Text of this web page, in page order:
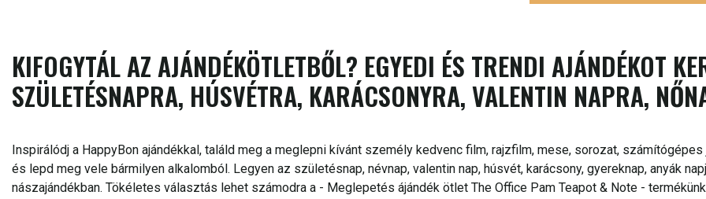
KIFOGYTÁL AZ AJÁNDÉKÖTLETBŐL? EGYEDI ÉS TRENDI AJÁNDÉKOT
SZÜLETÉSNAPRA, HÚSVÉTRA, KARÁCSONYRA, VALENTIN NAPRA,
Inspirálódj a HappyBon ajándékkal, találd meg a meglepni kívánt személy kedvenc film, rajzfilm, mese, sorozat,
és lepd meg vele bármilyen alkalomból. Legyen az születésnap, névnap, valentin nap, húsvét, karácsony, gyereknap, anyák
nászajándékban. Tökéletes választás lehet számodra a - Meglepetés ájándék ötlet The Office Pam Teapot & Note -